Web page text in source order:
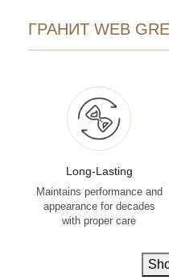
ГРАНИТ WEB
Long-Lasting
Maintains performance and
appearance for decades
with proper care